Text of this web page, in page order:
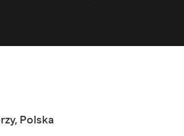
, Polska